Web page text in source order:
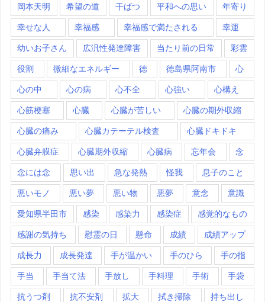
岡本天明 希望の道 干ばつ 平和への思い 年寄り
幸せな人 幸福感 幸福感で満たされる 幸運
幼いお子さん 広汎性発達障害 当たり前の日常 彩雲
役割 微細なエネルギー 徳 徳島県阿南市 心
心の中 心の病 心不全 心強い 心構え
心筋梗塞 心臓 心臓が苦しい 心臓の期外収縮
心臓の痛み 心臓カテーテル検査 心臓ドキドキ
心臓弁膜症 心臓期外収縮 心臓病 忘年会 念
念には念 思い出 急な発熱 怪我 息子のこと
悪いモノ 悪い夢 悪い物 悪夢 意念 意識
愛知県半田市 感染 感染力 感染症 感覚的なもの
感謝の気持ち 慰霊の日 懸命 成績 成績アップ
成長力 成長発達 手が温かい 手のひら 手の指
手当 手当て法 手放し 手料理 手術 手袋
抗うつ剤 抗不安剤 拡大 拭き掃除 持ち出し